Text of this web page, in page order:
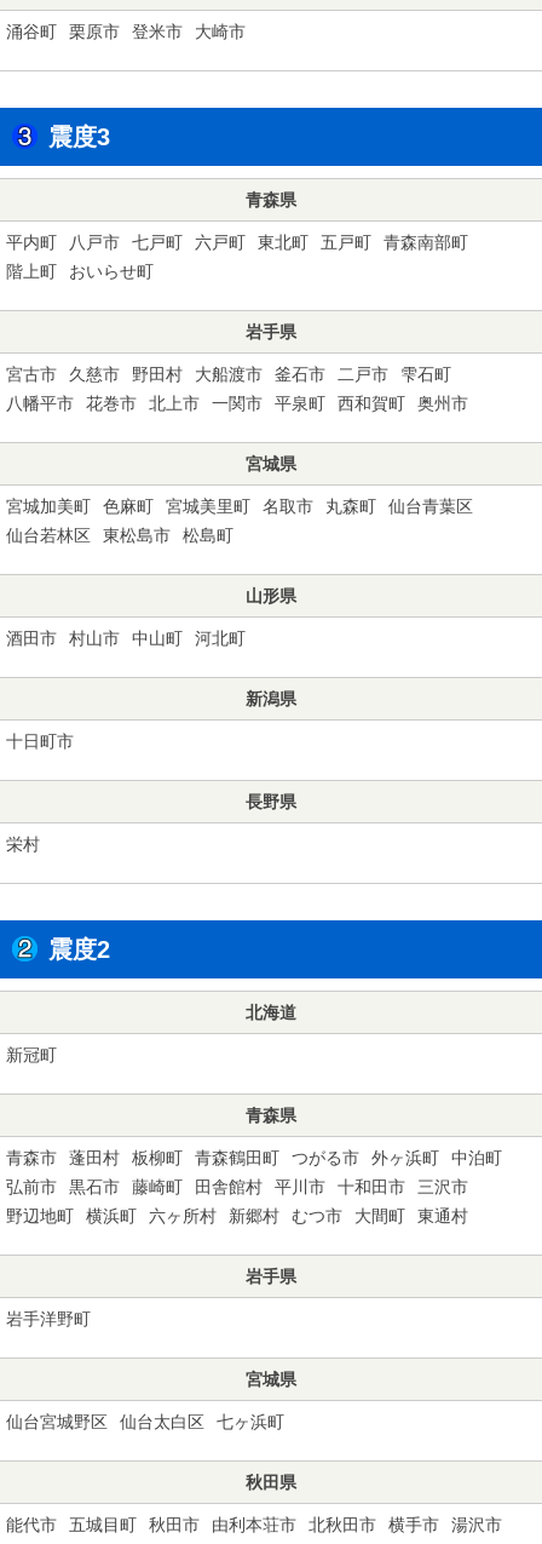
涌谷町 栗原市 登米市 大崎市
震度3
青森県
平内町 八戸市 七戸町 六戸町 東北町 五戸町
青森南部町
階上町
おいらせ町
岩手県
宮古市 久慈市 野田村 大船渡市 釜石市 二戸市
雫石町
八幡平市
花巻市 北上市 一関市 平泉町 西和賀町 奥州市
宮城県
宮城加美町 色麻町 宮城美里町 名取市 丸森町
仙台青葉区
仙台若林区
東松島市 松島町
山形県
酒田市 村山市 中山町 河北町
新潟県
十日町市
長野県
栄村
震度2
北海道
新冠町
青森県
青森市 蓬田村 板柳町 青森鶴田町 つがる市 外ヶ浜町
中泊町
弘前市
黒石市 藤崎町 田舎館村 平川市 十和田市
三沢市
野辺地町
横浜町 六ヶ所村 新郷村 むつ市 大間町 東通村
岩手県
岩手洋野町
宮城県
仙台宮城野区 仙台太白区 七ヶ浜町
秋田県
能代市 五城目町 秋田市 由利本荘市 北秋田市 横手市
湯沢市